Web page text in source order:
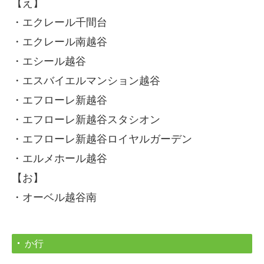
施工事例洗面台
施工事例内装リフォーム
施工事例戸建てリフォーム
施工実績
お問合せ
無料お見積り依頼フォーム
・エクレール千間台
・エクレール南越谷
・エシール越谷
・エスバイエルマンション越谷
・エフローレ新越谷
・エフローレ新越谷スタシオン
・エフローレ新越谷ロイヤルガーデン
・エルメホール越谷
【お】
・オーベル越谷南
か行